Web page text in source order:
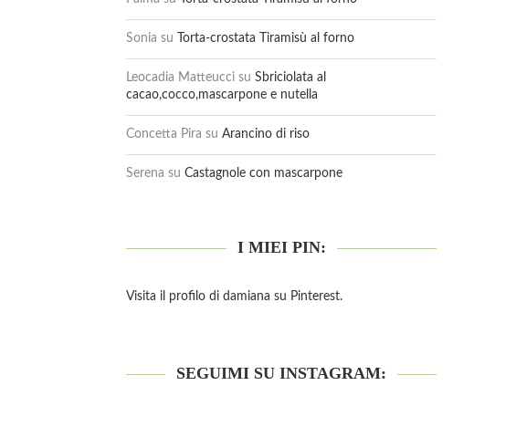
Sonia su Torta-crostata Tiramisù al forno
Leocadia Matteucci su Sbriciolata al
cacao,cocco,mascarpone e nutella
Concetta Pira su Arancino di riso
Serena su Castagnole con mascarpone
I MIEI PIN:
Visita il profilo di damiana su Pinterest.
SEGUIMI SU INSTAGRAM: